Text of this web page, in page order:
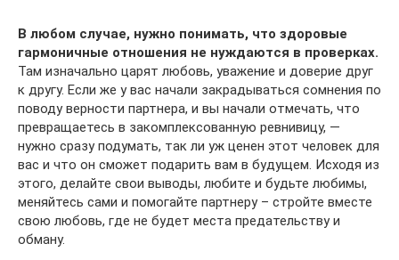
В любом случае, нужно понимать, что здоровые
гармоничные отношения не нуждаются в проверках.
Там изначально царят любовь, уважение и доверие друг
к другу. Если же у вас начали закрадываться сомнения по
поводу верности партнера, и вы начали отмечать, что
превращаетесь в закомплексованную ревнивицу, —
нужно сразу подумать, так ли уж ценен этот человек для
вас и что он сможет подарить вам в будущем. Исходя из
этого, делайте свои выводы, любите и будьте любимы,
меняйтесь сами и помогайте партнеру – стройте вместе
свою любовь, где не будет места предательству и
обману.